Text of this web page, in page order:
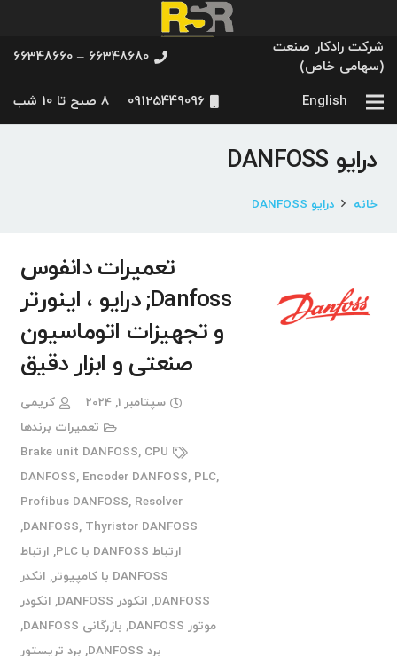
شرکت رادکار صنعت
(سهامی خاص)
66348680 – 66348660
English
09125449096 8 صبح تا 10 شب
درایو DANFOSS
خانه درایو DANFOSS
تعمیرات دانفوس
Danfoss; درایو ، اینورتر
و تجهیزات اتوماسیون
صنعتی و ابزار دقیق
سپتامبر 1, 2024
کریمی
تعمیرات برندها
Brake unit DANFOSS, CPU
DANFOSS, Encoder DANFOSS, PLC,
Profibus DANFOSS, Resolver
DANFOSS, Thyristor DANFOSS
,
ارتباط DANFOSS با PLC
, ارتباط
DANFOSS با کامپیوتر
, انکدر
DANFOSS
, انکودر DANFOSS , انکودر
موتور DANFOSS
, بازرگانی DANFOSS
,
برد DANFOSS
, برد تریستور